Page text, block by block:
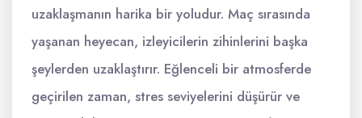
uzaklaşmanın harika bir yoludur. Maç sırasında
yaşanan heyecan, izleyicilerin zihinlerini başka
şeylerden uzaklaştırır. Eğlenceli bir atmosferde
geçirilen zaman, stres seviyelerini düşürür ve